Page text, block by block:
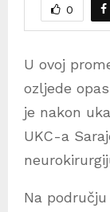
0
U ovoj
ozljede
je nakon
UKC-a
Na